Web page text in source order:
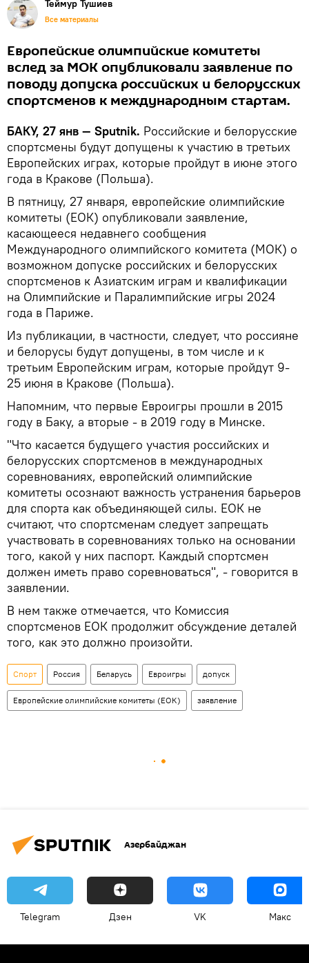
Теймур Тушиев
Все материалы
Европейские олимпийские комитеты
вслед за МОК опубликовали заявление по
поводу допуска российских и белорусских
спортсменов к международным стартам.
БАКУ, 27 янв — Sputnik. Российские и белорусские
спортсмены будут допущены к участию в третьих
Европейских играх, которые пройдут в июне этого
года в Кракове (Польша).
В пятницу, 27 января, европейские олимпийские
комитеты (ЕОК) опубликовали заявление,
касающееся недавнего сообщения
Международного олимпийского комитета (МОК) о
возможном допуске российских и белорусских
спортсменов к Азиатским играм и квалификации
на Олимпийские и Паралимпийские игры 2024
года в Париже.
Из публикации, в частности, следует, что россияне
и белорусы будут допущены, в том числе и к
третьим Европейским играм, которые пройдут 9-
25 июня в Кракове (Польша).
Напомним, что первые Евроигры прошли в 2015
году в Баку, а вторые - в 2019 году в Минске.
"Что касается будущего участия российских и
белорусских спортсменов в международных
соревнованиях, европейский олимпийские
комитеты осознают важность устранения барьеров
для спорта как объединяющей силы. ЕОК не
считают, что спортсменам следует запрещать
участвовать в соревнованиях только на основании
того, какой у них паспорт. Каждый спортсмен
должен иметь право соревноваться", - говорится в
заявлении.
В нем также отмечается, что Комиссия
спортсменов ЕОК продолжит обсуждение деталей
того, как это должно произойти.
Спорт Россия Беларусь Евроигры допуск
Европейские олимпийские комитеты (ЕОК) заявление
Азербайджан
Telegram Дзен VK Макс